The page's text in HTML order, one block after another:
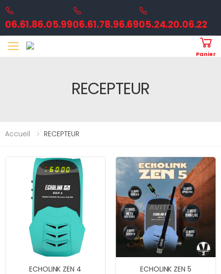
06.61.86.05.9906.61.78.96.6905.24.20.06.22
Toggle mobile menu Panier
RECEPTEUR
Accueil RECEPTEUR
ECHOLINK ZEN 4 ECHOLINK ZEN 5